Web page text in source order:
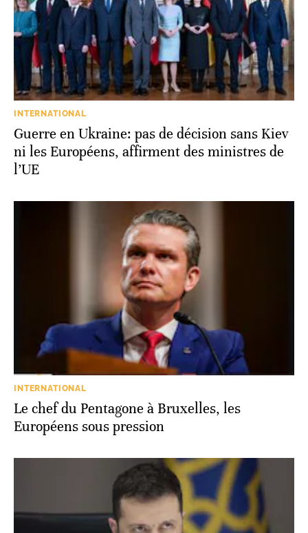
INTERNATIONAL
Guerre en Ukraine: pas de décision sans Kiev
ni les Européens, affirment des ministres de
l’UE
INTERNATIONAL
Le chef du Pentagone à Bruxelles, les
Européens sous pression